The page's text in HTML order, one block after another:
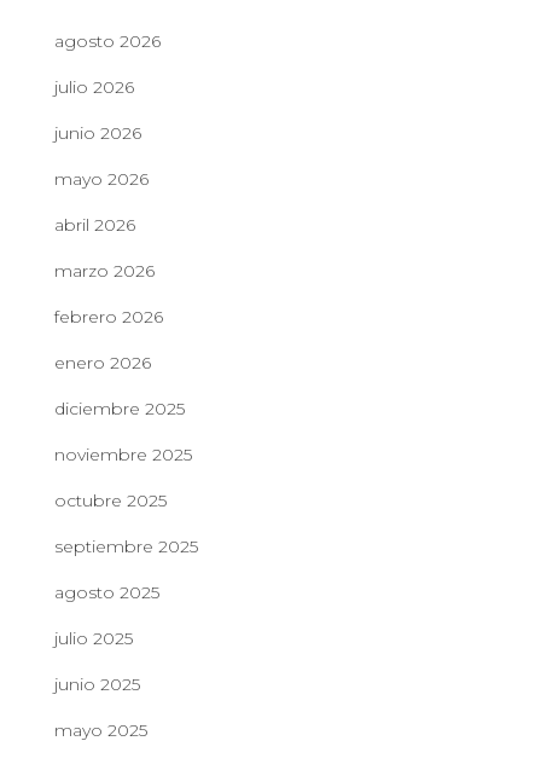
agosto 2026
julio 2026
junio 2026
mayo 2026
abril 2026
marzo 2026
febrero 2026
enero 2026
diciembre 2025
noviembre 2025
octubre 2025
septiembre 2025
agosto 2025
julio 2025
junio 2025
mayo 2025